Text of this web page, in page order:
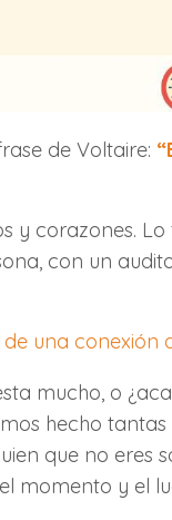
de Voltaire:
y corazones.
con un
una conexión
mucho, o
hecho
que no
momento y el